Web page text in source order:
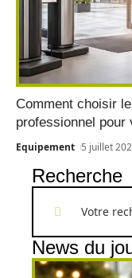
Comment choisir
professionnel pour
Equipement 5 juillet
Recherche
News du